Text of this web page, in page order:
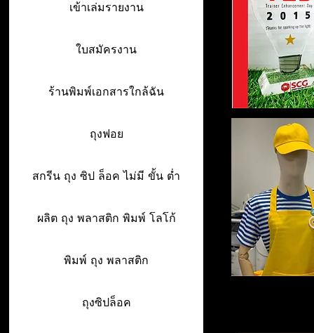
เข้าเล่มรายงาน
ใบสมัครงาน
ร้านพิมพ์เอกสารใกล้ฉัน
ถุงฟอย
สกรีน ถุง ซิป ล็อค ไม่มี ขั้น ต่ำ
ผลิต ถุง พลาสติก พิมพ์ โลโก้
พิมพ์ ถุง พลาสติก
ถุงซิปล็อค